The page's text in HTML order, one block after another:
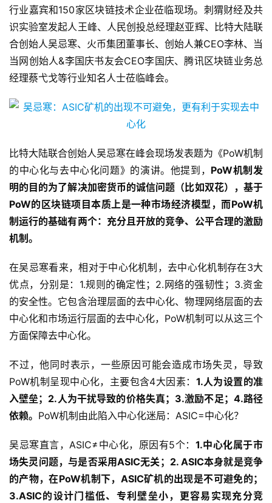
行业嘉宾和150家区块链技术企业莅临现场。刺猬财经及共
识实验室发起人王峰、人民创投总经理赵亚辉、比特大陆联
合创始人吴忌寒、火币集团董事长、创始人兼CEO李林、当
当网创始人&李国庆书友会CEO李国庆、腾讯区块链业务总
经理蔡弋戈等行业知名人士莅临峰会。
比特大陆联合创始人吴忌寒在峰会现场发表题为《PoW机制
的中心化与去中心化问题》的演讲。他提到， PoW机制发
明的目的为了解决加密货币的诚信问题（比如双花），基于
PoW的区块链项目本质上是一种市场经济模型，而PoW机
制运行的基础有两个：充分且开放的竞争、公平合理的激励
机制。
在吴忌寒看来，相对于中心化机制，去中心化机制存在3大
优点，分别是：1.规则的确定性；2.网络的强韧性；3.资金
的安全性。它包含治理层面的去中心化、物理网络层面的去
中心化和市场运行层面的去中心化，PoW机制可以从这三个
方面保障去中心化。
不过，他同时表示，一些原因可能会造成市场失灵，导致
PoW机制呈现中心化，主要包含4大因素： 1.人为设置的准
入壁垒；2.人为干扰导致的价格失真；3.激励不足；4.路径
依赖。 PoW机制由此陷入中心化迷局：ASIC=中心化？
吴忌寒直言，ASIC≠中心化，原因有5个： 1.中心化属于市
场失灵问题，与是否采用ASIC无关；2.ASIC本身就是竞争
的产物，在PoW机制下，ASIC矿机的出现是不可避免的；
3.ASIC的设计门槛低、专利壁垒小，更容易实现充分竞